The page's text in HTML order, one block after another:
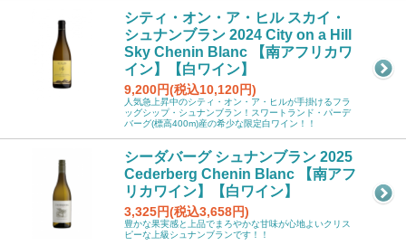
シティ・オン・ア・ヒル スカイ・
シュナンブラン 2024 City on a Hill
Sky Chenin Blanc 【南アフリカワ
イン】【白ワイン】
9,200円(税込10,120円)
人気急上昇中のシティ・オン・ア・ヒルが手掛けるフラ
ッグシップ・シュナンブラン！スワートランド・パーデ
バーグ(標高400m)産の希少な限定白ワイン！！
シーダバーグ シュナンブラン 2025
Cederberg Chenin Blanc 【南アフ
リカワイン】【白ワイン】
3,325円(税込3,658円)
豊かな果実感と上品でまろやかな甘味が心地よいクリス
ピーな上級シュナンブランです！！